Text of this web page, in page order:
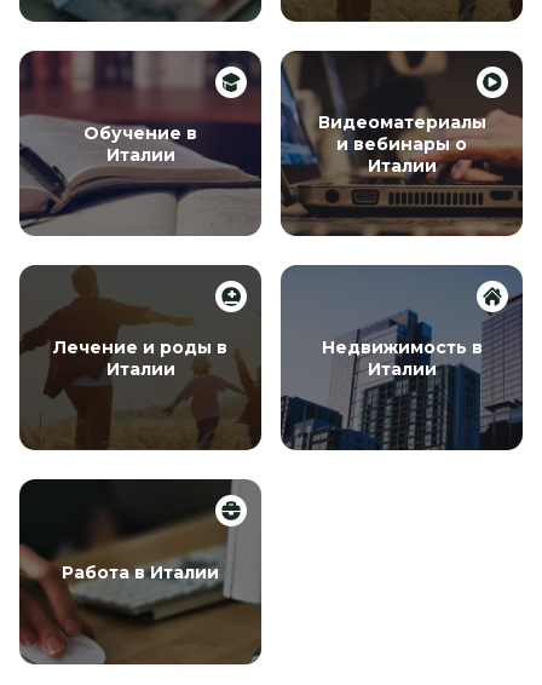
Обучение в
Италии
Видеоматериалы
и вебинары о
Италии
Лечение и роды в
Италии
Недвижимость в
Италии
Работа в Италии